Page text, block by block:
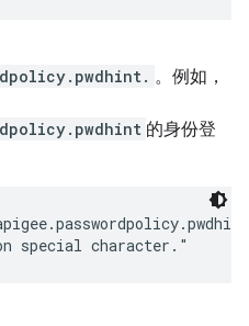
。例如，
的身份登
special character."